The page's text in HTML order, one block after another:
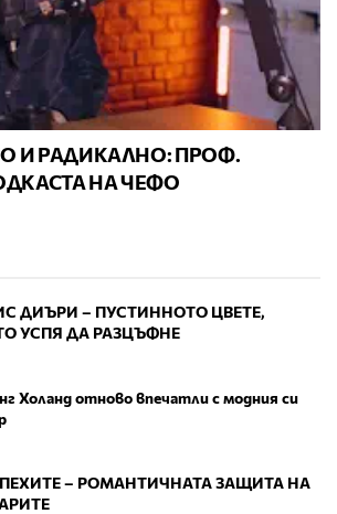
И РАДИКАЛНО: ПРОФ.
НА ЧЕФО
ДИЪРИ – ПУСТИННОТО ЦВЕТЕ,
УСПЯ ДА РАЗЦЪФНЕ
Холанд отново впечатли с модния си
– РОМАНТИЧНАТА ЗАЩИТА НА